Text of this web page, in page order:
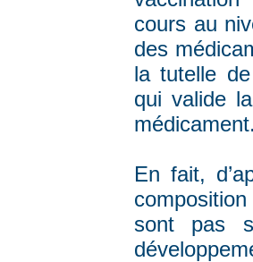
cours au
des
la tutelle
qui valide
En fait,
sont pas